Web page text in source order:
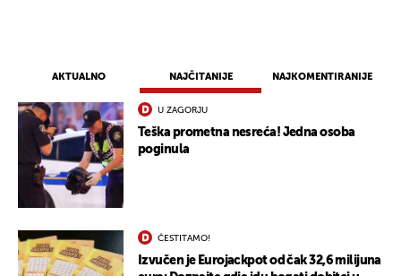
AKTUALNO NAJČITANIJE NAJKOMENTIRANIJE
U ZAGORJU
Teška prometna nesreća! Jedna osoba
poginula
ČESTITAMO!
Izvučen je Eurojackpot od čak 32,6 milijuna